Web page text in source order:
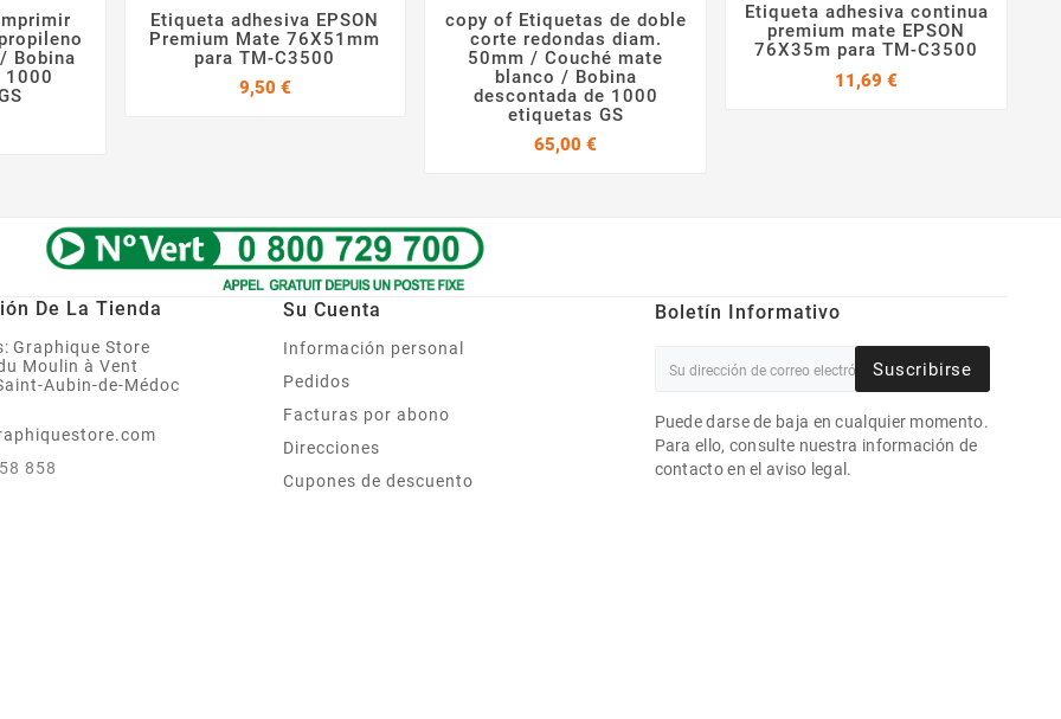
Bobina
1000
 
Etiqueta adhesiva EPSON
Premium Mate 76X51mm
para TM-C3500
9,50 €Precio
 
copy of Etiquetas de doble
corte redondas diam.
50mm / Couché mate
blanco / Bobina
descontada de 1000
etiquetas GS
65,00 €
 
Etiqueta adhesiva continua
premium mate EPSON
76X35m para TM-C3500
11,69 €
De La Tienda
Graphique Store
Moulin à Vent
Aubin-de-Médoc
858
Su Cuenta
Información personal
Pedidos
Facturas por abono
Direcciones
Cupones de descuento
Boletín Informativo
Suscribirse
Puede darse de baja en cualquier momento.
Para ello, consulte nuestra información de
contacto en el aviso legal.